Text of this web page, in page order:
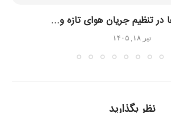
تنظیم جریان هوای تازه و...
تیر ۱۸, ۱۴۰۵